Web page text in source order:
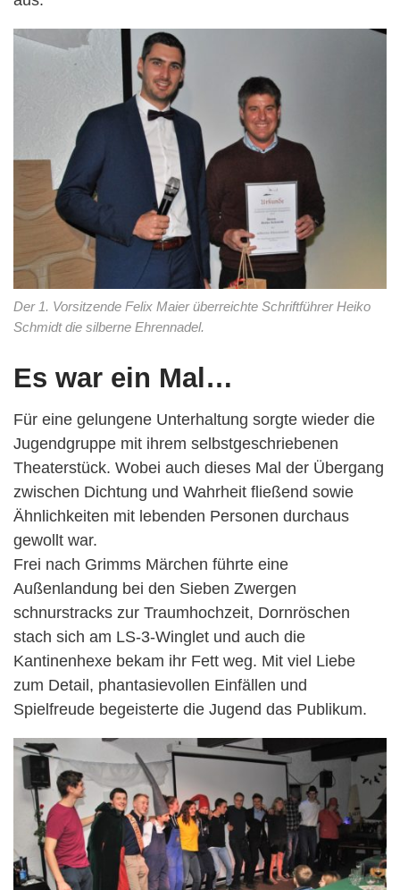
Der 1. Vorsitzende Felix Maier überreichte Schriftführer Heiko
Schmidt die silberne Ehrennadel.
Es war ein Mal…
Für eine gelungene Unterhaltung sorgte wieder die
Jugendgruppe mit ihrem selbstgeschriebenen
Theaterstück. Wobei auch dieses Mal der Übergang
zwischen Dichtung und Wahrheit fließend sowie
Ähnlichkeiten mit lebenden Personen durchaus
gewollt war.
Frei nach Grimms Märchen führte eine
Außenlandung bei den Sieben Zwergen
schnurstracks zur Traumhochzeit, Dornröschen
stach sich am LS-3-Winglet und auch die
Kantinenhexe bekam ihr Fett weg. Mit viel Liebe
zum Detail, phantasievollen Einfällen und
Spielfreude begeisterte die Jugend das Publikum.